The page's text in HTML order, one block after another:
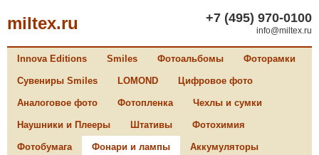
miltex.ru +7 (495) 970-0100
info@miltex.ru
Innova Editions Smiles Фотоальбомы Фоторамки
Сувениры Smiles LOMOND Цифровое фото
Аналоговое фото Фотопленка Чехлы и сумки
Наушники и Плееры Штативы Фотохимия
Фотобумага Фонари и лампы Аккумуляторы